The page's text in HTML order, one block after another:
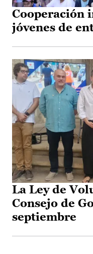
Cooperación
jóvenes de
La Ley de
Consejo de
septiembre